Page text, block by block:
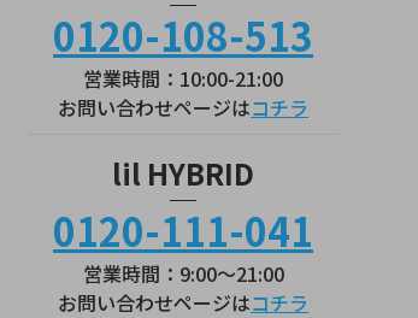
0120-108-513
営業時間：10:00-21:00
お問い合わせページはコチラ
lil HYBRID
0120-111-041
営業時間：9:00～21:00
お問い合わせページはコチラ